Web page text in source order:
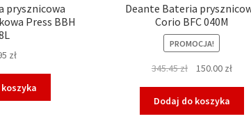
prysznicowa
Press BBH
zł
Deante Bateria
Corio BFC 040M
PROMOCJA!
345.45zł
Pierwotna
wynosiła:
345.45 zł.
150.00 zł
Dodaj do koszyka